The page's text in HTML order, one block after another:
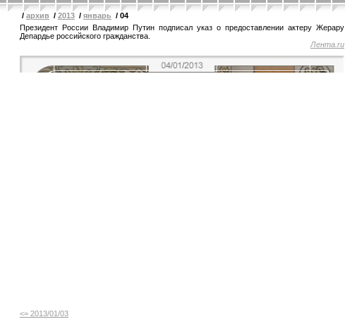
/ архив / 2013 / январь / 04
Президент России Владимир Путин подписал указ о предоставлении актеру Жерару
Депардье российского гражданства.
Лента.ru
<= 2013/01/03